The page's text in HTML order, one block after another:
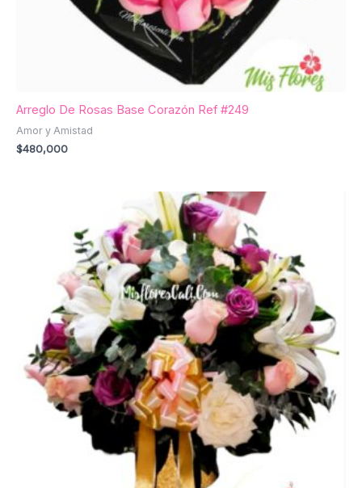
Arreglo De Rosas Base Corazón Ref #249
Amor y Amistad
$480,000